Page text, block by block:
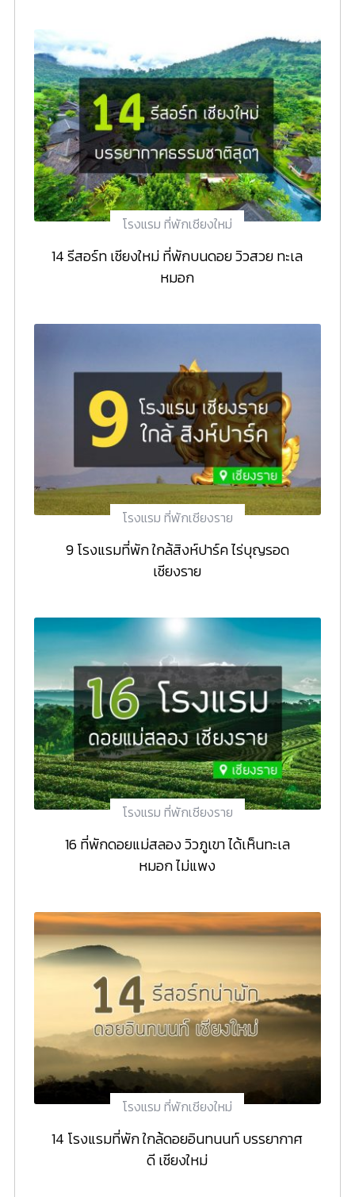
โรงแรม ที่พักเชียงใหม่
14 รีสอร์ท เชียงใหม่ ที่พักบนดอย วิวสวย ทะเล
หมอก
โรงแรม ที่พักเชียงราย
9 โรงแรมที่พัก ใกล้สิงห์ปาร์ค ไร่บุญรอด
เชียงราย
โรงแรม ที่พักเชียงราย
16 ที่พักดอยแม่สลอง วิวภูเขา ได้เห็นทะเล
หมอก ไม่แพง
โรงแรม ที่พักเชียงใหม่
14 โรงแรมที่พัก ใกล้ดอยอินทนนท์ บรรยากาศ
ดี เชียงใหม่